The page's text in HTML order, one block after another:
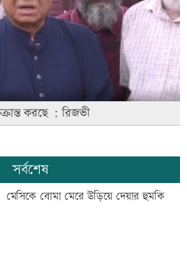
করছে : রিজভী
সর্বশেষ
মেসিকে বোমা মেরে উড়িয়ে দেয়ার হুমকি